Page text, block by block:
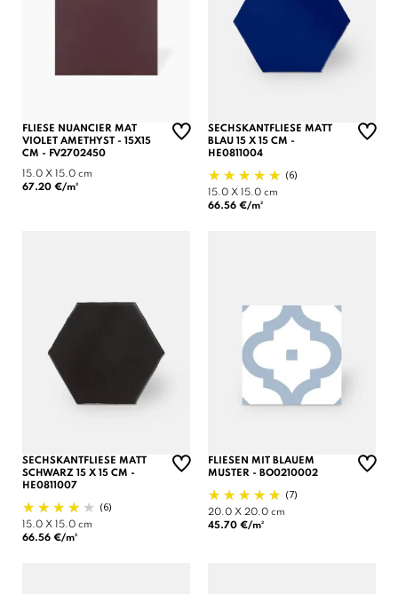
FLIESE NUANCIER MAT
VIOLET AMETHYST - 15X15
CM - FV2702450
15.0 X 15.0 cm
67.20 €/m²
SECHSKANTFLIESE MATT
BLAU 15 X 15 CM -
HE0811004
(6)
15.0 X 15.0 cm
66.56 €/m²
SECHSKANTFLIESE MATT
SCHWARZ 15 X 15 CM -
HE0811007
(6)
15.0 X 15.0 cm
66.56 €/m²
FLIESEN MIT BLAUEM
MUSTER - BO0210002
(7)
20.0 X 20.0 cm
45.70 €/m²